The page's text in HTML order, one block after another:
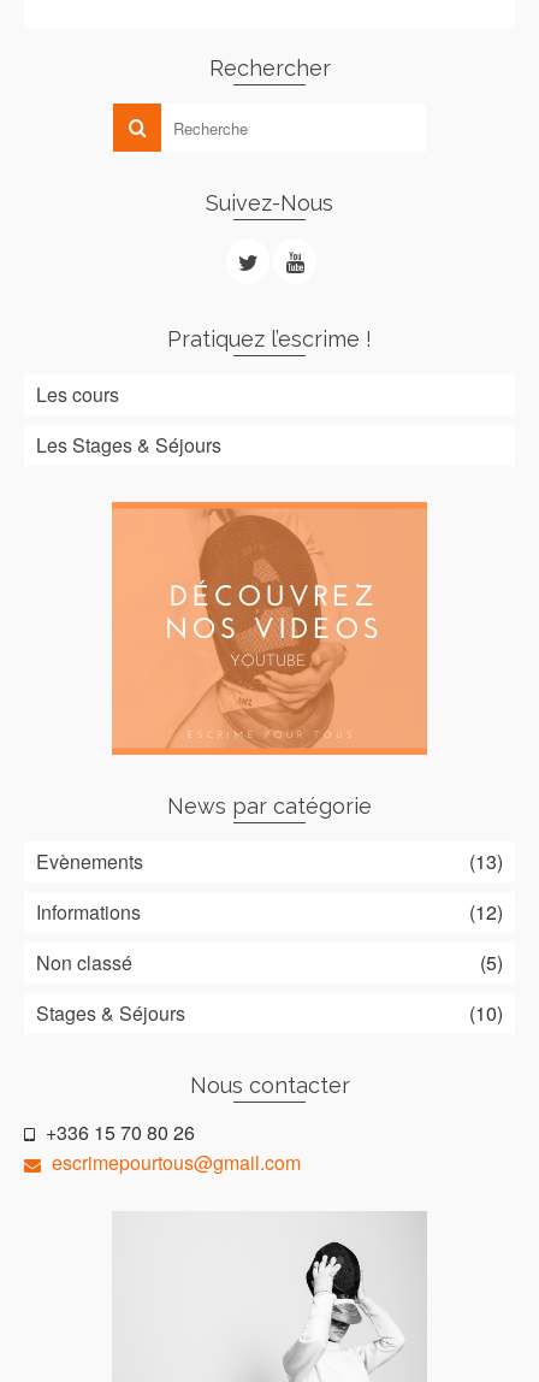
Rechercher
Suivez-Nous
Pratiquez l’escrime !
Les cours
Les Stages & Séjours
News par catégorie
Evènements
(13)
Informations
(12)
Non classé
(5)
Stages & Séjours
(10)
Nous contacter
+336 15 70 80 26
escrimepourtous@gmail.com